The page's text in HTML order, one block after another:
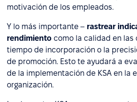
motivación de los empleados.
Y lo más importante – rastrear
rendimiento como la calidad en las
tiempo de incorporación o la
de promoción. Esto te ayudará a
de la implementación de KSA en la
organización.